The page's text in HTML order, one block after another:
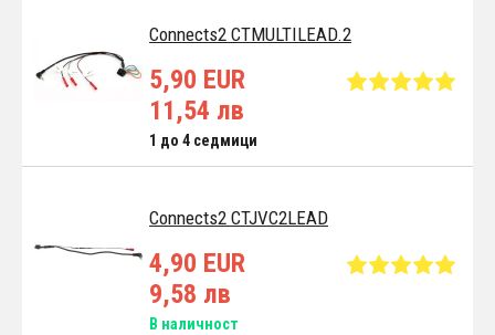
Connects2 CTMULTILEAD.2
5,90 EUR
11,54 лв
1 до 4 седмици
Connects2 CTJVC2LEAD
4,90 EUR
9,58 лв
В наличност